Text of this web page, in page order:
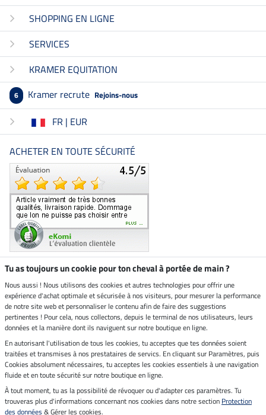
SHOPPING EN LIGNE
SERVICES
KRAMER EQUITATION
6 Kramer recrute Rejoins-nous
FR | EUR
ACHETER EN TOUTE SÉCURITÉ
Boutique climatiquement
neutre
Livraison par
Paiement sécurisé
Mentions légales
Tu as toujours un cookie pour ton cheval à portée de main ?
Nous aussi ! Nous utilisons des cookies et autres technologies pour offrir une
expérience d'achat optimale et sécurisée à nos visiteurs, pour mesurer la performance
de notre site web et personnaliser le contenu afin de faire des suggestions
pertinentes ! Pour cela, nous collectons, depuis le terminal de nos utilisateurs, leurs
données et la manière dont ils naviguent sur notre boutique en ligne.
En autorisant l'utilisation de tous les cookies, tu acceptes que tes données soient
traitées et transmises à nos prestataires de servics. En cliquant sur Paramètres, puis
Cookies absolument nécessaires, tu acceptes les cookies essentiels à une navigation
fluide et en toute sécurité sur notre boutique en ligne.
À tout moment, tu as la possibilité de révoquer ou d'adapter ces paramètres. Tu
trouveras plus d'informations concernant nos cookies dans notre section Protection
des données & Gérer les cookies.